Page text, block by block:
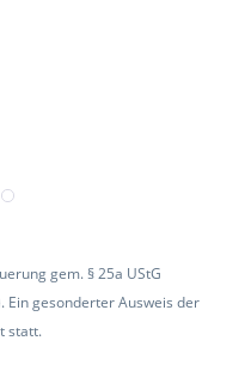
gem. § 25a UStG
Ein gesonderter Ausweis der
statt.